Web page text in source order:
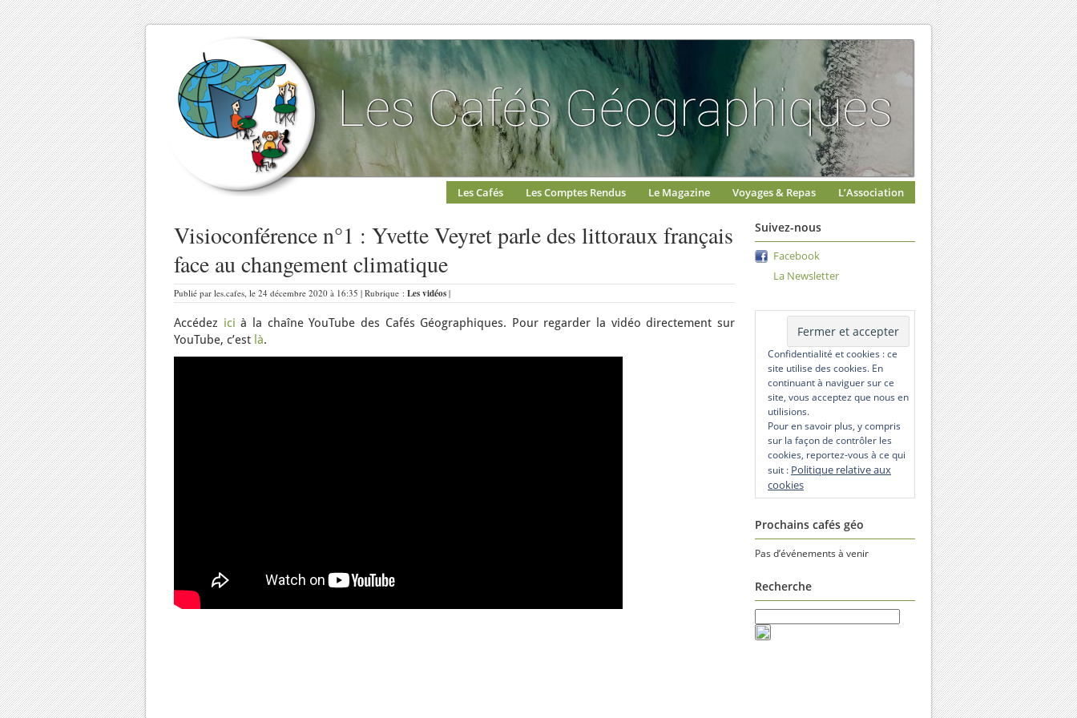
Les Cafés Les Comptes Rendus Le Magazine Voyages & Repas L’Association
Visioconférence n°1 : Yvette Veyret parle des littoraux français
face au changement climatique
Publié par les.cafes, le 24 décembre 2020 à 16:35 | Rubrique : Les vidéos |
Accédez ici à la chaîne YouTube des Cafés Géographiques. Pour regarder la vidéo directement sur
YouTube, c’est là.
Suivez-nous
Facebook
La Newsletter
Confidentialité et cookies : ce
site utilise des cookies. En
continuant à naviguer sur ce
site, vous acceptez que nous en
utilisions.
Pour en savoir plus, y compris
sur la façon de contrôler les
cookies, reportez-vous à ce qui
suit : Politique relative aux
cookies
Prochains cafés géo
Pas d’événements à venir
Recherche